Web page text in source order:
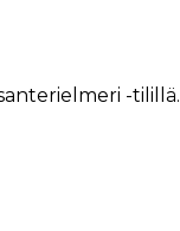
-tilillä.